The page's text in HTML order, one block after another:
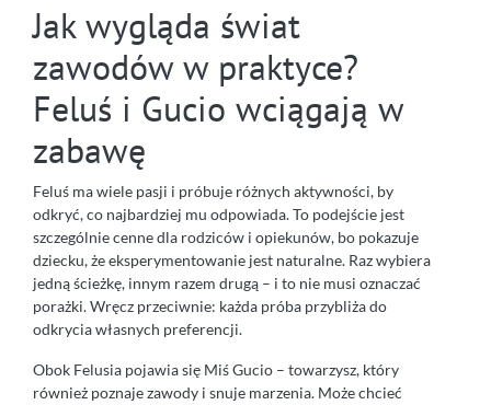
Jak wygląda świat
zawodów w praktyce?
Feluś i Gucio wciągają w
zabawę
Feluś ma wiele pasji i próbuje różnych aktywności, by
odkryć, co najbardziej mu odpowiada. To podejście jest
szczególnie cenne dla rodziców i opiekunów, bo pokazuje
dziecku, że eksperymentowanie jest naturalne. Raz wybiera
jedną ścieżkę, innym razem drugą – i to nie musi oznaczać
porażki. Wręcz przeciwnie: każda próba przybliża do
odkrycia własnych preferencji.
Obok Felusia pojawia się Miś Gucio – towarzysz, który
również poznaje zawody i snuje marzenia. Może chcieć